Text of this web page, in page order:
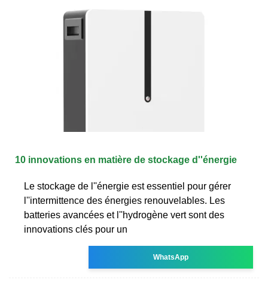
10 innovations en matière de stockage d''énergie
Le stockage de l''énergie est essentiel pour gérer
l''intermittence des énergies renouvelables. Les
batteries avancées et l''hydrogène vert sont des
innovations clés pour un
WhatsApp